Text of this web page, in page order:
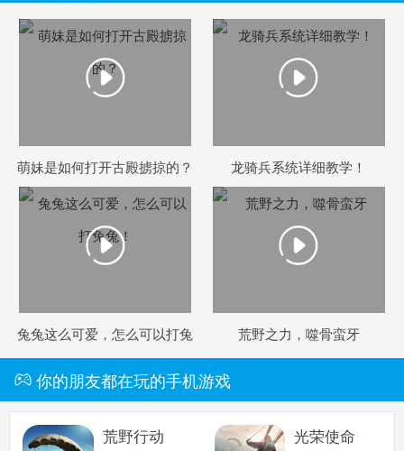
萌妹是如何打开古殿掳掠的？ 龙骑兵系统详细教学！
兔兔这么可爱，怎么可以打兔
荒野之力，噬骨蛮牙
你的朋友都在玩的手机游戏
荒野行动 光荣使命